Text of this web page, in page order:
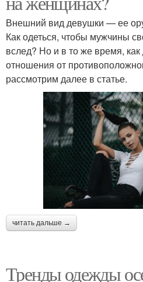
Внешний вид девушки — ее
Как одеться, чтобы мужчины
вслед? Но и в то же время, как
отношения от
рассмотрим далее в статье.
читать дальше →
Тренды одежды